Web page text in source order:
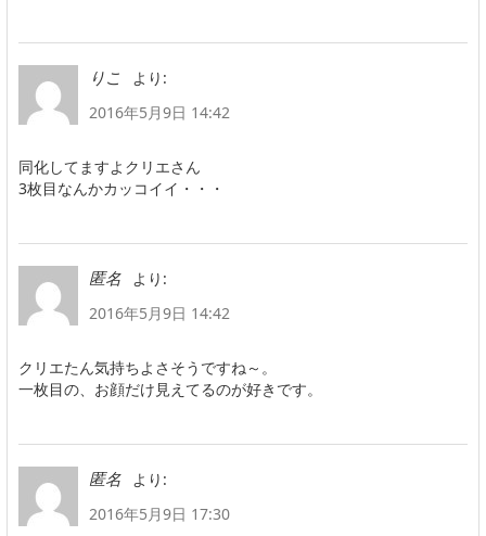
りこ
より:
2016年5月9日 14:42
同化してますよクリエさん
3枚目なんかカッコイイ・・・
匿名
より:
2016年5月9日 14:42
クリエたん気持ちよさそうですね～。
一枚目の、お顔だけ見えてるのが好きです。
匿名
より:
2016年5月9日 17:30